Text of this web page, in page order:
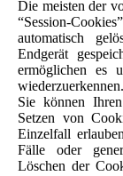
Die meisten der
“Session-
automatisch
Endgerät
ermöglichen es
wiederzuerkennen.
Sie können
Setzen von
Einzelfall
Fälle oder
Löschen der